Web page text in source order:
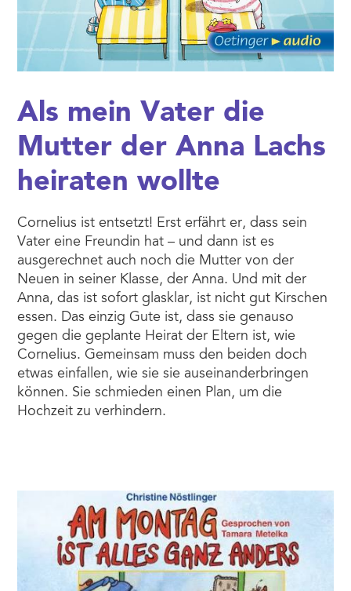
Als mein Vater die
Mutter der Anna Lachs
heiraten wollte
Cornelius ist entsetzt! Erst erfährt er, dass sein
Vater eine Freundin hat – und dann ist es
ausgerechnet auch noch die Mutter von der
Neuen in seiner Klasse, der Anna. Und mit der
Anna, das ist sofort glasklar, ist nicht gut Kirschen
essen. Das einzig Gute ist, dass sie genauso
gegen die geplante Heirat der Eltern ist, wie
Cornelius. Gemeinsam muss den beiden doch
etwas einfallen, wie sie sie auseinanderbringen
können. Sie schmieden einen Plan, um die
Hochzeit zu verhindern.